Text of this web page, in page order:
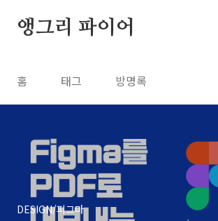
앵그리 파이어
홈 태그 방명록
DESIGN/피그마